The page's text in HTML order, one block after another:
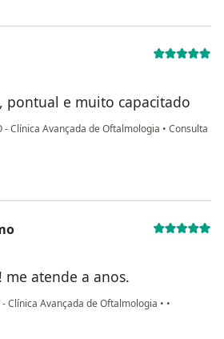
pontual e muito capacitado
- Clínica Avançada de Oftalmologia • Consulta
me atende a anos.
- Clínica Avançada de Oftalmologia • •
anônimo